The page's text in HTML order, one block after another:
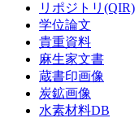
リポジトリ(QIR)
学位論文
貴重資料
麻生家文書
蔵書印画像
炭鉱画像
水素材料DB